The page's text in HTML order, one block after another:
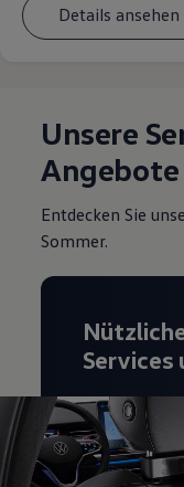
Details ansehen
Unsere
Angebote
Entdecken Sie
Sommer.
Services